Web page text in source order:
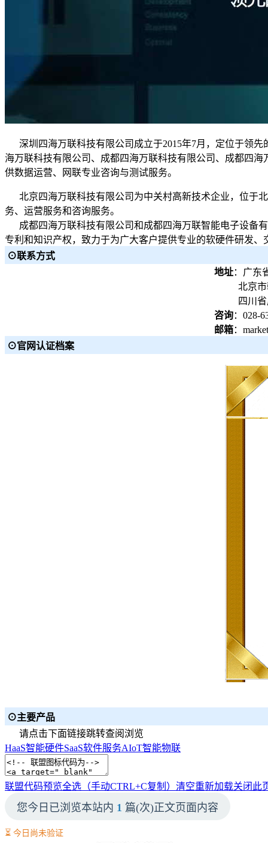
深圳四海万联科技有限公司成立于2015年7月，定位于领先
海万联科技有限公司、成都四海万联科技有限公司、成都四
供数据运营、网联专业咨询与测试服务。
北京四海万联科技有限公司为中关村高新技术企业，位于
务、运营服务和咨询服务。
成都四海万联科技有限公司和成都四海万联智能电子设备
专利和知识产权，致力于为广大客户提供专业的软硬件研发
⊙联系方式
地址：广东
北京市朝
四川省成
咨询：028-
邮箱：
⊙官网认证档案
⊙主要产品
请点击下面链接跳转查阅浏览
HaaS智能硬件SaaS软件服务AIoT智能物联
联盟代码预览全选（手动CTRL+C复制） 清空重新加载关闭此
您今日已浏览本站内 1 篇(次)正文页面内容
⏳ 今日尚未验证